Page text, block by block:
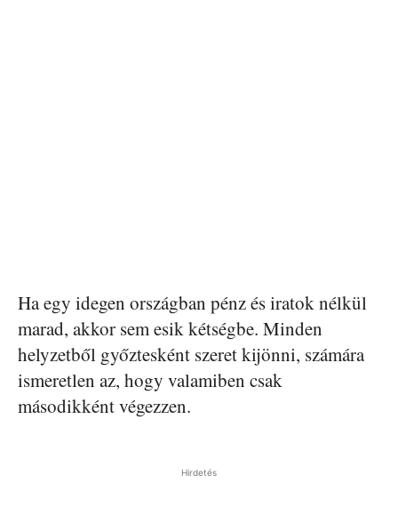
Ha egy idegen országban pénz és iratok nélkül
marad, akkor sem esik kétségbe. Minden
helyzetből győztesként szeret kijönni, számára
ismeretlen az, hogy valamiben csak
másodikként végezzen.
Hirdetés